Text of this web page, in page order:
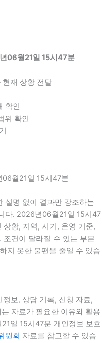
06월21일 15시47분
현재 상황 전달
확인
위 확인
월21일 15시47분
설명 없이 결과만 강조하는
다. 2026년06월21일 15시47
황, 지역, 시기, 운영 기준,
건이 달라질 수 있는 부분
지 못한 불편을 줄일 수 있습
보, 상담 기록, 신청 자료,
자료가 필요한 이유와 활용
일 15시47분 개인정보 보호
원회 자료를 참고할 수 있습